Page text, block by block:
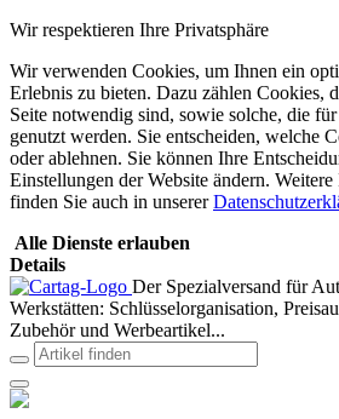
Wir respektieren Ihre Privatsphäre
Wir verwenden Cookies, um Ihnen ein
Erlebnis zu bieten. Dazu zählen Cookies,
Seite notwendig sind, sowie solche, die
genutzt werden. Sie entscheiden, welche
oder ablehnen. Sie können Ihre
Einstellungen der Website ändern.
finden Sie auch in unserer
Alle Dienste erlauben
Details
Der Spezialversand für
Werkstätten: Schlüsselorganisation,
Zubehör und Werbeartikel...